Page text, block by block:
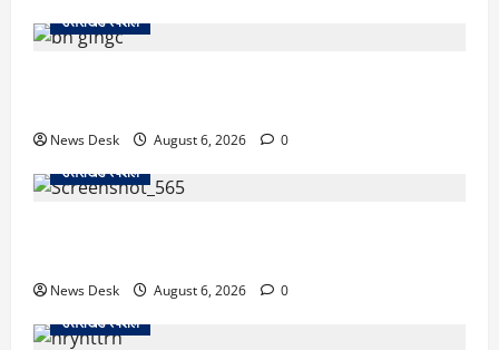
उत्तराखंड स्पेशल
News Desk August 6, 2026
0
उत्तराखंड स्पेशल
News Desk August 6, 2026
0
उत्तराखंड स्पेशल